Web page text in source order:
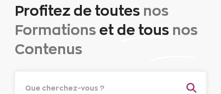
Profitez de toutes nos
Formations et de tous nos
Contenus